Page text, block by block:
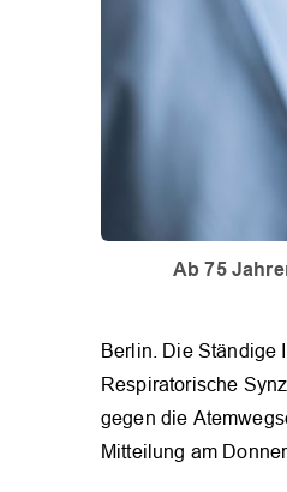
Ab 75
Berlin. Die Ständige
Respiratorische
gegen die
Mitteilung am